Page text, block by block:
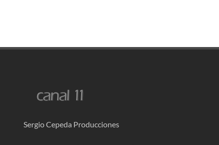
Sergio Cepeda Producciones